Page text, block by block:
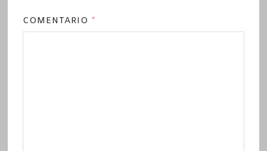
COMENTARIO *